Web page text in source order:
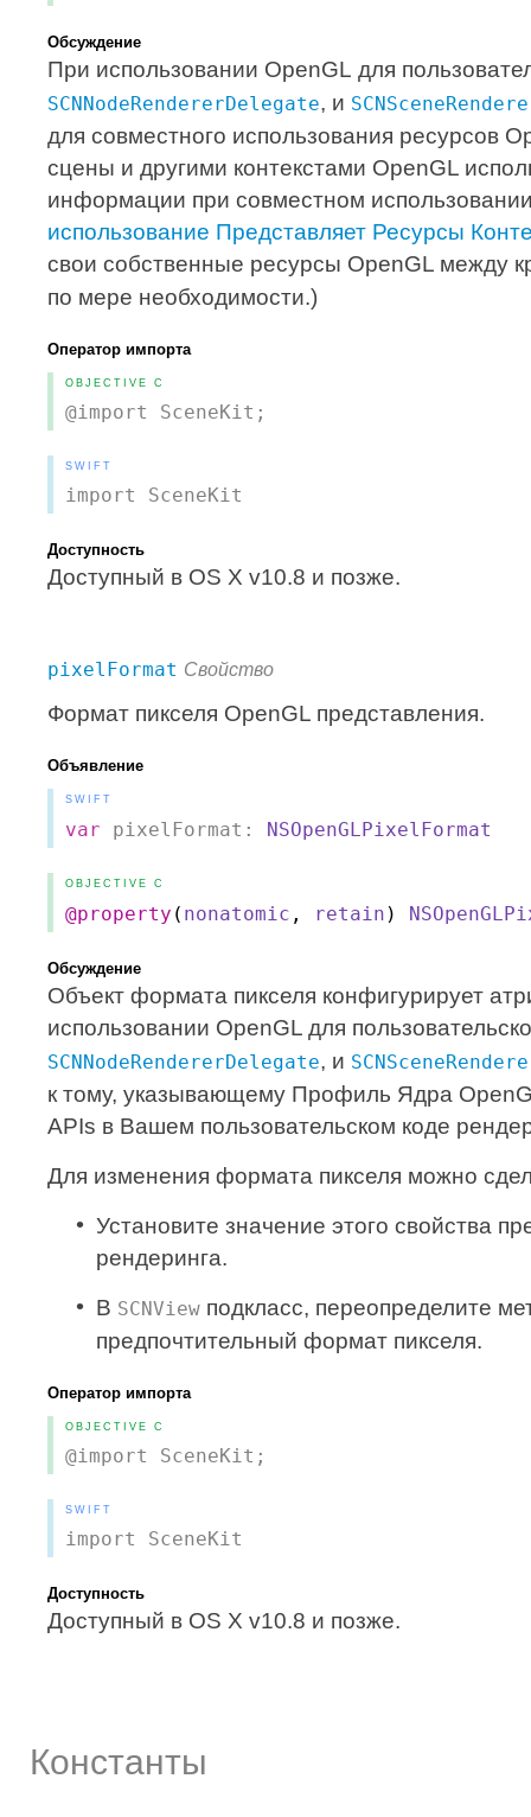
Обсуждение
При использовании OpenGL для
SCNNodeRendererDelegate, и
для совместного использования ресурсов
сцены и другими контекстами OpenGL
информации при совместном
использование Представляет Ресурсы
свои собственные ресурсы OpenGL между
по мере необходимости.)
Оператор импорта
OBJECTIVE C
@import SceneKit;
SWIFT
import SceneKit
Доступность
Доступный в OS X v10.8 и позже.
pixelFormat Свойство
Формат пикселя OpenGL представления.
Объявление
SWIFT
var pixelFormat: NSOpenGLPixelFormat
OBJECTIVE C
@property ( nonatomic , retain )
Обсуждение
Объект формата пикселя конфигурирует
использовании OpenGL для
SCNNodeRendererDelegate, и
к тому, указывающему Профиль Ядра
APIs в Вашем пользовательском коде
Для изменения формата пикселя можно
Установите значение этого свойства
рендеринга.
В SCNView подкласс, переопределите
предпочтительный формат пикселя.
Оператор импорта
OBJECTIVE C
@import SceneKit;
SWIFT
import SceneKit
Доступность
Доступный в OS X v10.8 и позже.
Константы